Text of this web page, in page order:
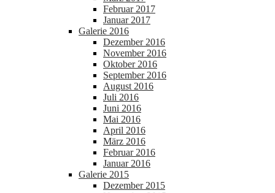
Februar 2017
Januar 2017
Galerie 2016
Dezember 2016
November 2016
Oktober 2016
September 2016
August 2016
Juli 2016
Juni 2016
Mai 2016
April 2016
März 2016
Februar 2016
Januar 2016
Galerie 2015
Dezember 2015